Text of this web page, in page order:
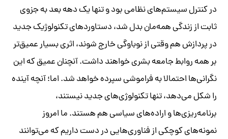
در کنترل سیستم‌های نظامی بود و تنها یک دهه بعد به جزوی
ثابت از زندگی همه‌مان بدل شد، دستاوردهای تکنولوژیک جدید
در پردازش هم وقتی از نوباوگی خارج شوند، اثری بسیار عمیق‌تر
بر همه روابط جامعه بشری خواهند داشت. آنچنان عمیق که این
نگرانی‌ها احتمالا به فراموشی سپرده خواهد شد. اما؛ آنچه آینده
را شکل می‌دهد، تنها تکنولوژی‌های جدید نیستند،
برنامه‌ریزی‌ها و اراده‌های سیاسی هم هستند. ما امروز
نمونه‌های کوچکی از فناوری‌هایی در دست داریم که می‌توانند